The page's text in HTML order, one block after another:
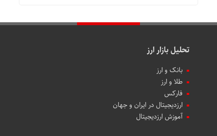
تحلیل بازار ارز
بانک و ارز
طلا و ارز
فارکس
ارزدیجیتال در ایران و جهان
آموزش ارزدیجیتال